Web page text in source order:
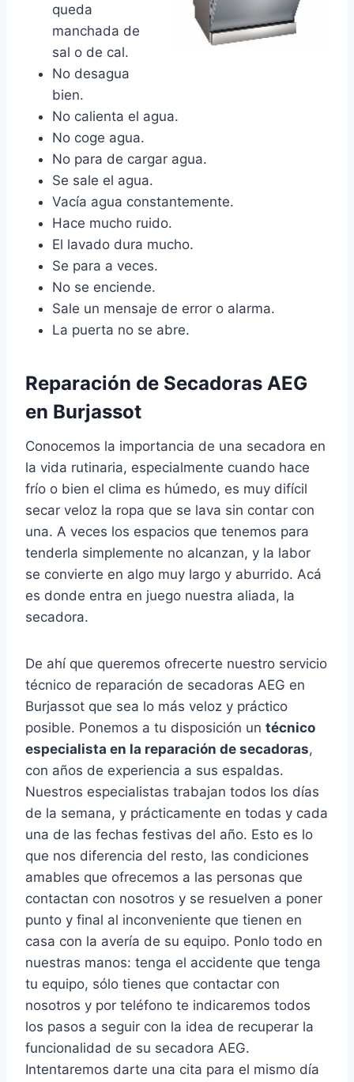
queda
manchada de
sal o de cal.
No desagua
bien.
No calienta el agua.
No coge agua.
No para de cargar agua.
Se sale el agua.
Vacía agua constantemente.
Hace mucho ruido.
El lavado dura mucho.
Se para a veces.
No se enciende.
Sale un mensaje de error o alarma.
La puerta no se abre.
Reparación de Secadoras AEG
en Burjassot
Conocemos la importancia de una secadora en
la vida rutinaria, especialmente cuando hace
frío o bien el clima es húmedo, es muy difícil
secar veloz la ropa que se lava sin contar con
una. A veces los espacios que tenemos para
tenderla simplemente no alcanzan, y la labor
se convierte en algo muy largo y aburrido. Acá
es donde entra en juego nuestra aliada, la
secadora.
De ahí que queremos ofrecerte nuestro servicio
técnico de reparación de secadoras AEG en
Burjassot que sea lo más veloz y práctico
posible. Ponemos a tu disposición un técnico
especialista en la reparación de secadoras,
con años de experiencia a sus espaldas.
Nuestros especialistas trabajan todos los días
de la semana, y prácticamente en todas y cada
una de las fechas festivas del año. Esto es lo
que nos diferencia del resto, las condiciones
amables que ofrecemos a las personas que
contactan con nosotros y se resuelven a poner
punto y final al inconveniente que tienen en
casa con la avería de su equipo. Ponlo todo en
nuestras manos: tenga el accidente que tenga
tu equipo, sólo tienes que contactar con
nosotros y por teléfono te indicaremos todos
los pasos a seguir con la idea de recuperar la
funcionalidad de su secadora AEG.
Intentaremos darte una cita para el mismo día